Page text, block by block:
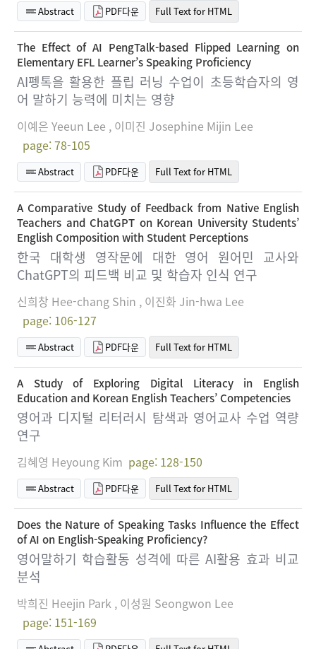
Abstract PDF다운 Full Text for HTML
The Effect of AI PengTalk-based Flipped Learning on
Elementary EFL Learner’s Speaking Proficiency
AI펭톡을 활용한 플립 러닝 수업이 초등학습자의 영
어 말하기 능력에 미치는 영향
이예은 Yeeun Lee , 이미진 Josephine Mijin Lee
page: 78-105
Abstract PDF다운 Full Text for HTML
A Comparative Study of Feedback from Native English
Teachers and ChatGPT on Korean University Students’
English Composition with Student Perceptions
한국 대학생 영작문에 대한 영어 원어민 교사와
ChatGPT의 피드백 비교 및 학습자 인식 연구
신희창 Hee-chang Shin , 이진화 Jin-hwa Lee
page: 106-127
Abstract PDF다운 Full Text for HTML
A Study of Exploring Digital Literacy in English
Education and Korean English Teachers’ Competencies
영어과 디지털 리터러시 탐색과 영어교사 수업 역량
연구
김혜영 Heyoung Kim page: 128-150
Abstract PDF다운 Full Text for HTML
Does the Nature of Speaking Tasks Influence the Effect
of AI on English-Speaking Proficiency?
영어말하기 학습활동 성격에 따른 AI활용 효과 비교
분석
박희진 Heejin Park , 이성원 Seongwon Lee
page: 151-169